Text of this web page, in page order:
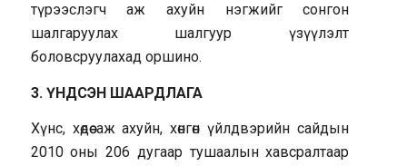
түрээслэгч аж ахуйн нэгжийг сонгон
шалгаруулах шалгуур үзүүлэлт
боловсруулахад оршино.
3. ҮНДСЭН ШААРДЛАГА
Хүнс, хөдөө аж ахуйн, хөнгөн үйлдвэрийн сайдын
2010 оны 206 дугаар тушаалын хавсралтаар